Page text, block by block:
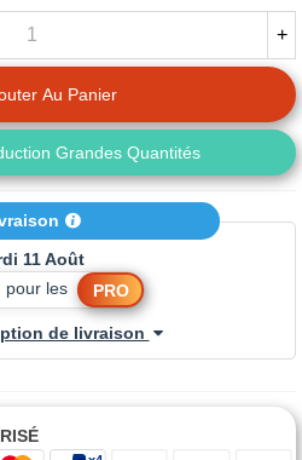
+
Au Panier
Grandes Quantités
11 Août
pour les PRO
de livraison